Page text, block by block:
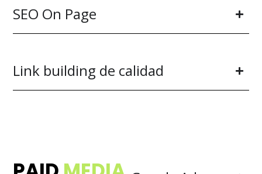
SEO On Page
Link building de calidad